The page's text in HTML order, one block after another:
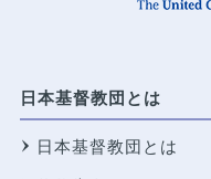
日本基督教団とは
日本基督教団とは